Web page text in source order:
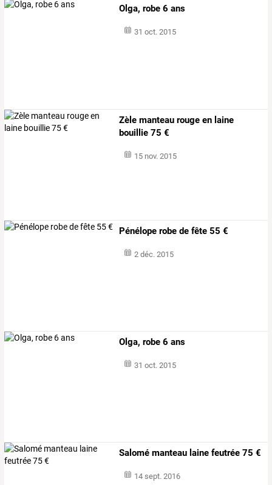
Olga, robe 6 ans
31 oct. 2015
Zèle manteau rouge en laine
bouillie 75 €
15 nov. 2015
Pénélope robe de fête 55 €
2 déc. 2015
Olga, robe 6 ans
31 oct. 2015
Salomé manteau laine feutrée 75 €
14 sept. 2016